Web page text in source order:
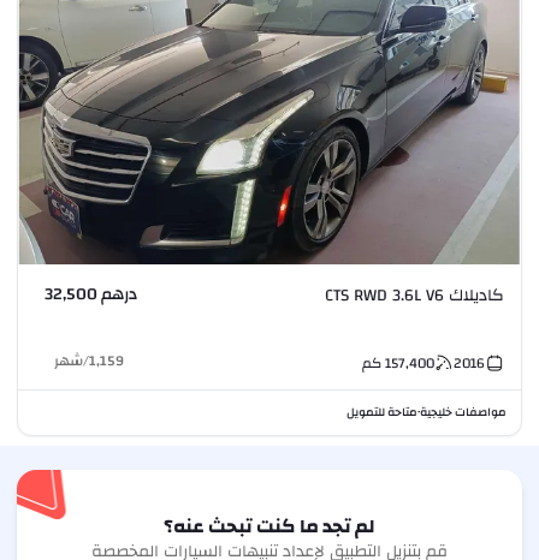
كاديلاك CTS RWD 3.6L V6 درهم 32,500
2016
157,400كم 1,159
/شهر
مواصفات خليجية•متاحة للتمويل
لم تجد ما كنت تبحث عنه؟
قم بتنزيل التطبيق لإعداد تنبيهات السيارات المخصصة